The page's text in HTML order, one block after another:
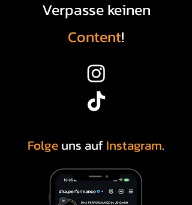
Verpasse keinen
Content!
Folgeuns aufInstagram.